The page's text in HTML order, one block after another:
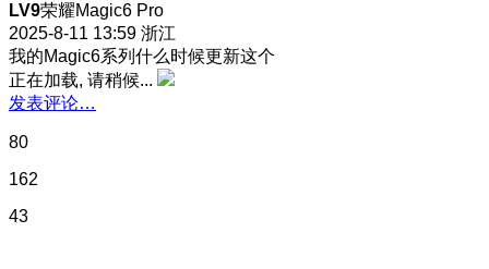
LV9荣耀Magic6 Pro
2025-8-11 13:59 浙江
我的Magic6系列什么时候更新这个
正在加载, 请稍候...
发表评论…
80
162
43